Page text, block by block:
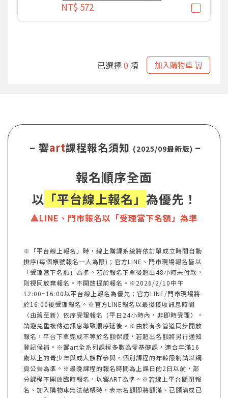
NT$ 572
已選擇0 項 加入購物車
– 響art課程報名須知 (2025/09最新版) –
報名順序全面
以 「平台線上報名」 為優先！
🔺LINE、門市報名以「受理當下名額」為準
※「平台線上報名」時，線上購課系統將依訂單成立時間自動
排序(每個帳號報名一人為限)；官方LINE、門市現場報名皆以
「受理當下名額」為準。若於報名下單後超出48小時未付款，
則視同放棄報名。不開放提前報名。※2026/2/10中午
12:00~16:00以平台線上報名為優先；官方LINE/門市現場將
於16:00後受理報名。※官方LINE報名以最後接收訊息時間
（由舊至新）依序受理報名（平日24小時內，非即時受理），
請避免重複傳送訊息導致順序延後。※由於有多管道同步開放
報名，平台下單完成不等於名額保證，若超出名額將另行通知
登記候補。※響art全系列課程多數為零基礎課，適合年滿16
歲以上的青少年與成人族群參與，個別課程的年齡限制請以網
頁公告為準。※最晚課程的報名時間為上課日的2日以前，部
分課程不開放臨時報名，以響ART為準。※若線上平台關閉報
名、加入購物車無法結帳時，表示名額即將額滿、已額滿或已